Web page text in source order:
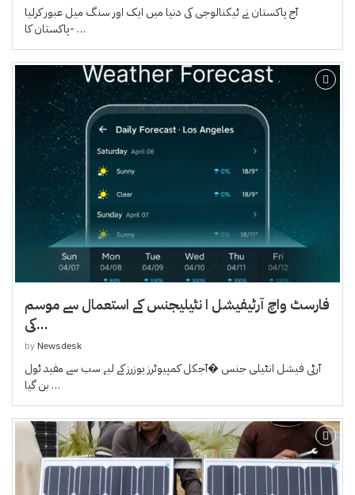
آج پاکستان نے ٹیکنالوجی کی دنیا میں ایک اور سنگ میل عبور کرلیا
-پاکستان کا …
فارسٹ واچ آرٹیفیشل ا نٹیلیجنس کے استعمال سے موسم
کی...
by Newsdesk
آرٹی فیشل انٹیلی جنس �آجکل کمپیوٹرز یوزرز کے لیے سب سے مفید ٹول
بن گیا …